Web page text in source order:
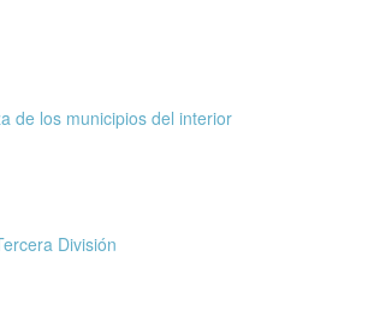
de los municipios del interior
División